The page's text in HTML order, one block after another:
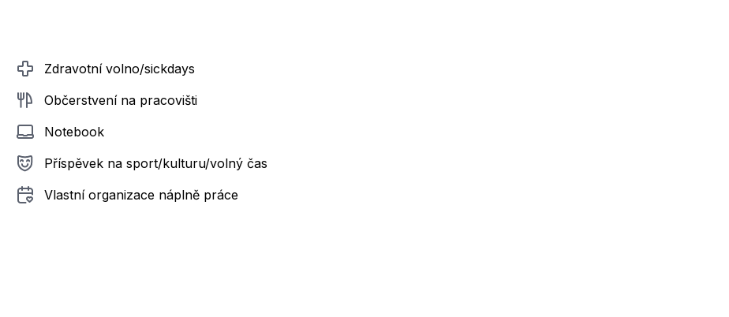
Zdravotní volno/sickdays
Občerstvení na pracovišti
Notebook
Příspěvek na sport/kulturu/volný čas
Vlastní organizace náplně práce